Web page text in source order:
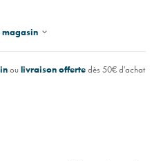
oulivraison offertedès 50€ d'achat